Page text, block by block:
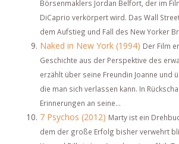
Börsenmaklers Jordan Belfort, der im
DiCaprio verkörpert wird. Das Wall
dem Aufstieg und Fall des New Yorker
Naked in New York (1994) Der Film
Geschichte aus der Perspektive des
erzählt über seine Freundin Joanne und
die man sich verlassen kann. In
Erinnerungen an seine...
7 Psychos (2012) Marty ist ein
dem der große Erfolg bisher verwehrt